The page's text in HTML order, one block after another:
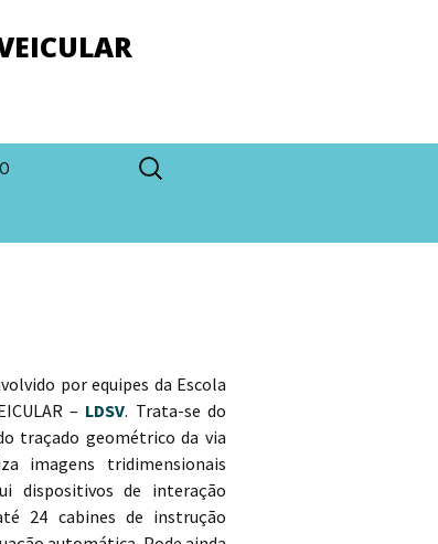
Pesquisar
por:
por equipes da Escola
– LDSV. Trata-se do
traçado geométrico da via
imagens tridimensionais
dispositivos de interação
24 cabines de instrução